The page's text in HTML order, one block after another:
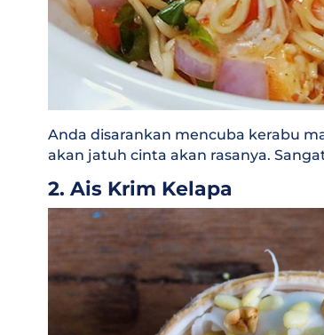
Anda disarankan mencuba kerabu
akan jatuh cinta akan rasanya.
2. Ais Krim Kelapa